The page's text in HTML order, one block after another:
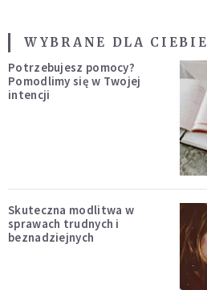
WYBRANE DLA CIEBIE
Potrzebujesz pomocy?
Pomodlimy się w Twojej
intencji
Skuteczna modlitwa w
sprawach trudnych i
beznadziejnych